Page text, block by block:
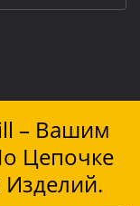
– Вашим
Цепочке